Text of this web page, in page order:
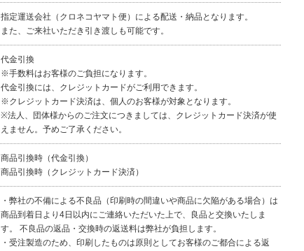
指定運送会社（クロネコヤマト便）による配送・納品となります。
また、ご来社いただき引き渡しも可能です。
代金引換
※手数料はお客様のご負担になります。
代金引換には、クレジットカードがご利用できます。
※クレジットカード決済は、個人のお客様が対象となります。
※法人、団体様からのご注文につきましては、クレジットカード決済が使
えません。予めご了承ください。
商品引換時（代金引換）
商品引換時（クレジットカード決済）
・弊社の不備による不良品（印刷時の間違いや商品に欠陥がある場合）は
商品到着日より4日以内にご連絡いただいた上で、良品と交換いたしま
す。 不良品の返品・交換時の返送料は弊社が負担します。
・受注製造のため、印刷したものは原則としてお客様のご都合による返